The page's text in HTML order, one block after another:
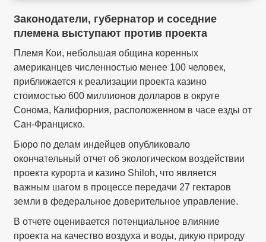
Законодатели, губернатор и соседние
племена выступают против проекта
Племя Кои, небольшая община коренных
американцев численностью менее 100 человек,
приближается к реализации проекта казино
стоимостью 600 миллионов долларов в округе
Сонома, Калифорния, расположенном в часе езды от
Сан-Франциско.
Бюро по делам индейцев опубликовало
окончательный отчет об экологическом воздействии
проекта курорта и казино Shiloh, что является
важным шагом в процессе передачи 27 гектаров
земли в федеральное доверительное управление.
В отчете оценивается потенциальное влияние
проекта на качество воздуха и воды, дикую природу